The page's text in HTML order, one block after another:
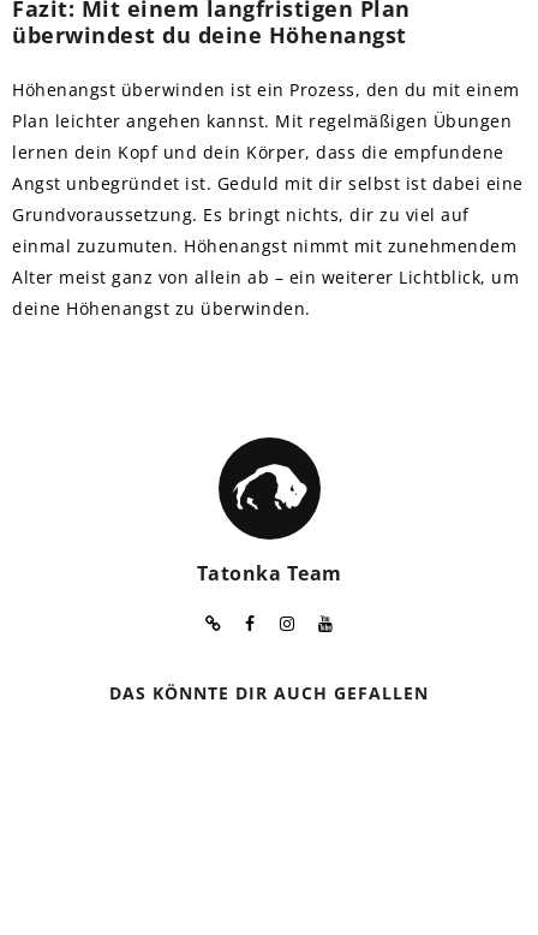
Fazit: Mit einem langfristigen Plan
überwindest du deine Höhenangst
Höhenangst überwinden ist ein Prozess, den du mit einem
Plan leichter angehen kannst. Mit regelmäßigen Übungen
lernen dein Kopf und dein Körper, dass die empfundene
Angst unbegründet ist. Geduld mit dir selbst ist dabei eine
Grundvoraussetzung. Es bringt nichts, dir zu viel auf
einmal zuzumuten. Höhenangst nimmt mit zunehmendem
Alter meist ganz von allein ab – ein weiterer Lichtblick, um
deine Höhenangst zu überwinden.
Tatonka Team
DAS KÖNNTE DIR AUCH GEFALLEN